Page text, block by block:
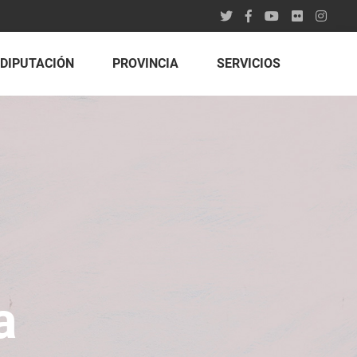
DIPUTACIÓN PROVINCIA SERVICIOS